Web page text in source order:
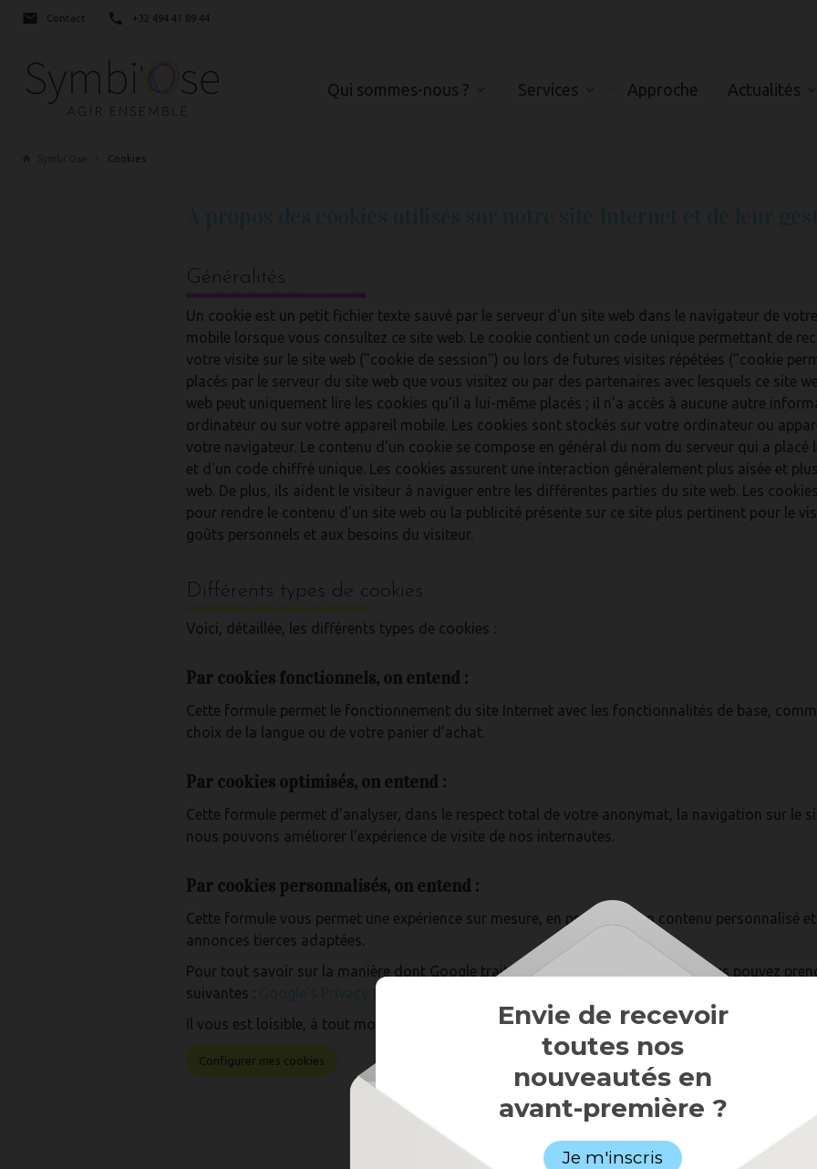
Contact +32 494 41 89 44
Qui sommes-nous ? Services Approche Actualités
Cookies
Généralités
Un cookie est un petit fichier texte sauvé par le serveur d'un site web dans le navigateur de
mobile lorsque vous consultez ce site web. Le cookie contient un code unique permettant de
votre visite sur le site web ("cookie de session") ou lors de futures visites répétées ("cookie
placés par le serveur du site web que vous visitez ou par des partenaires avec lesquels ce site
web peut uniquement lire les cookies qu'il a lui-même placés ; il n'a accès à aucune autre
ordinateur ou sur votre appareil mobile. Les cookies sont stockés sur votre ordinateur ou
votre navigateur. Le contenu d'un cookie se compose en général du nom du serveur qui a
et d'un code chiffré unique. Les cookies assurent une interaction généralement plus aisée et
web. De plus, ils aident le visiteur à naviguer entre les différentes parties du site web. Les
pour rendre le contenu d'un site web ou la publicité présente sur ce site plus pertinent pour le
goûts personnels et aux besoins du visiteur.
Différents types de cookies
Voici, détaillée, les différents types de cookies :
Par cookies fonctionnels, on entend :
Cette formule permet le fonctionnement du site Internet avec les fonctionnalités de base,
choix de la langue ou de votre panier d’achat.
Par cookies optimisés, on entend :
Cette formule permet d’analyser, dans le respect total de votre anonymat, la navigation sur le
nous pouvons améliorer l’expérience de visite de nos internautes.
Par cookies personnalisés, on entend :
Cette formule vous permet une expérience sur mesure, en proposant un contenu personnalisé
annonces tierces adaptées.
Pour tout savoir sur la manière dont Google traite vos données personnelles, vous pouvez
suivantes :
Il vous est loisible, à tout moment, de configurer ou reconfigurer vos préférences en matière
Configurer mes cookies
Envie de recevoir
toutes nos
nouveautés en
avant-première ?
Je m'inscris